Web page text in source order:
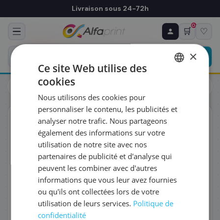
Livraison sous 24-72h
🛒
0
♡
Cartouches
Cartouches
ORIGINAL
♻ COMMANDE RÉCURRENTE
Prévoyez & économisez
Programmez votre prochain achat — notre équipe
vous prépare un devis personnalisé
RÉFÉRENCE DU PRODUIT
FRÉQUENCE
QUANTITÉ PAR LIVRAISON
DATE DE PREMIÈRE LIVRAISON SOUHAITÉE
×
Ce site Web utilise des
cookies
Nous utilisons des cookies pour
personnaliser le contenu, les publicités et
analyser notre trafic. Nous partageons
également des informations sur votre
utilisation de notre site avec nos
partenaires de publicité et d'analyse qui
peuvent les combiner avec d'autres
informations que vous leur avez fournies
ou qu'ils ont collectées lors de votre
utilisation de leurs services. Politique de
confidentialité